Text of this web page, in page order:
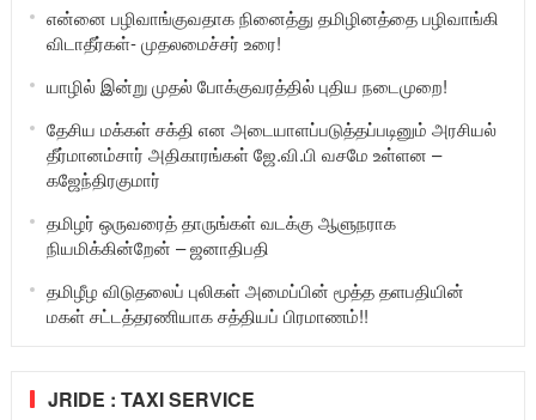
என்னை பழிவாங்குவதாக நினைத்து தமிழினத்தை பழிவாங்கி
விடாதீர்கள்- முதலமைச்சர் உரை!
யாழில் இன்று முதல் போக்குவரத்தில் புதிய நடைமுறை!
தேசிய மக்கள் சக்தி என அடையாளப்படுத்தப்படினும் அரசியல்
தீர்மானம்சார் அதிகாரங்கள் ஜே.வி.பி வசமே உள்ளன –
கஜேந்திரகுமார்
தமிழர் ஒருவரைத் தாருங்கள் வடக்கு ஆளுநராக
நியமிக்கின்றேன் – ஜனாதிபதி
தமிழீழ விடுதலைப் புலிகள் அமைப்பின் மூத்த தளபதியின்
மகள் சட்டத்தரணியாக சத்தியப் பிரமாணம்!!
JRIDE : TAXI SERVICE